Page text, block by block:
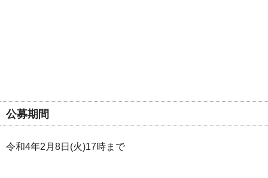
公募期間
令和4年2月8日(火)17時まで